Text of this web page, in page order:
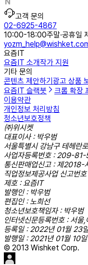
고객 문의
02-6925-4867
10:00-18:00주말·공휴일
요즘IT
요즘IT 소개작가 지원
기타 문의
콘텐츠 제안하기 광고 상품
요즘IT 슬랙봇
크롬 확장
이용약관
개인정보 처리방침
청소년보호정책
㈜위시켓
대표이사 : 박우범
서울특별시 강남구 테헤란
사업자등록번호 : 209-
통신판매업신고 : 제
직업정보제공사업 신고
제호 : 요즘IT
발행인 : 박우범
편집인 : 노희선
청소년보호책임자 : 박우범
인터넷신문등록번호 : 서
등록일 : 2022년 01월 23
발행일 : 2021년 01월 10일
© 2013 Wishket Corp.